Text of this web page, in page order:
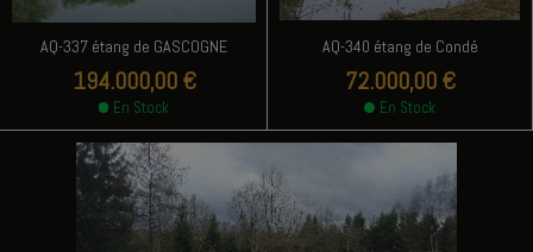
AQ-337 étang de GASCOGNE
194.000,00 €
En Stock
AQ-340 étang de Condé
72.000,00 €
En Stock